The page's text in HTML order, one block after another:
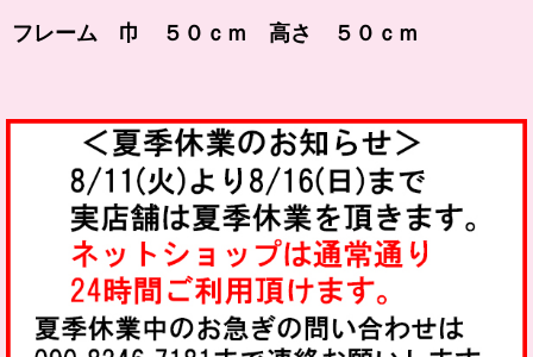
フレーム 巾 ５０ｃｍ 高さ ５０ｃｍ